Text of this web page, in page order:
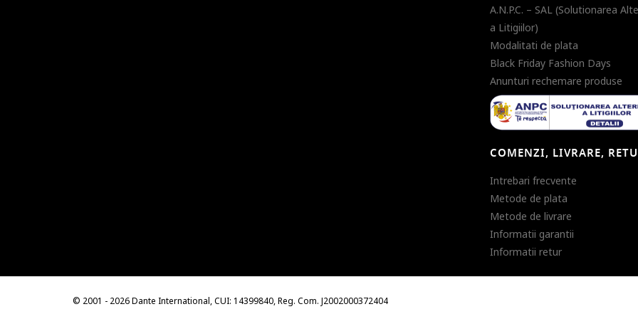
A.N.P.C. – SAL (Solutionarea
a Litigiilor)
Modalitati de plata
Black Friday Fashion Days
Anunturi rechemare produse
COMENZI, LIVRARE,
Intrebari frecvente
Metode de plata
Metode de livrare
Informatii garantii
Informatii retur
© 2001 - 2026 Dante International, CUI: 14399840, Reg. Com. J2002000372404